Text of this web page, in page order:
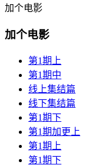
加个电影
加个电影
第1期上
第1期中
线上集结篇
线下集结篇
第1期下
第1期加更上
第1期上
第1期下